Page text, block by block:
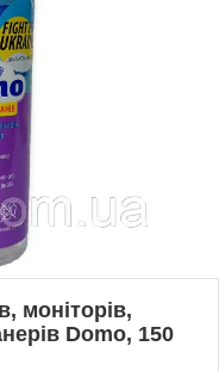
моніторів,
Domo, 150